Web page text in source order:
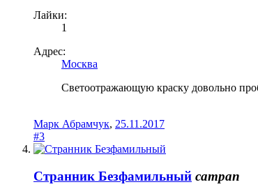
Лайки:
1
Адрес:
Москва
Светоотражающую краску довольно
Марк Абрамчук, 25.11.2017
#3
Странник Безфамильный сатрап